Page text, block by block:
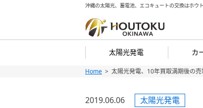
沖縄の太陽光、蓄電池、エコキュートの交換はホウ
太陽光発電 カ
Home 太陽光発電、10年買取満期後の
2019.06.06 太陽光発電